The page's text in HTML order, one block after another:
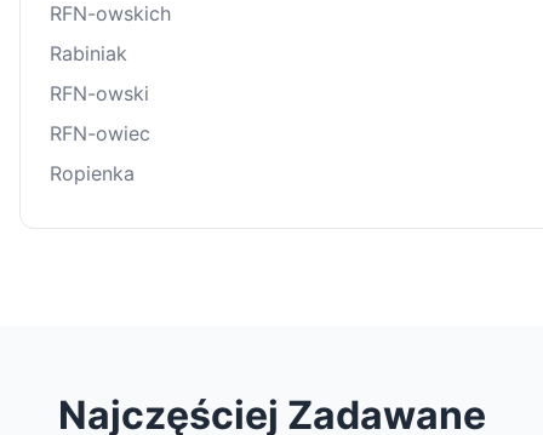
RFN-owskich
Rabiniak
RFN-owski
RFN-owiec
Ropienka
Najczęściej Zadawane